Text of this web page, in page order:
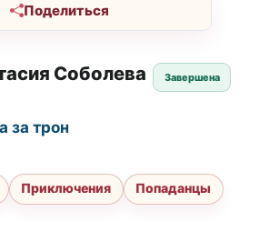
Поделиться
Соболева Завершена
за трон
Приключения
Попаданцы